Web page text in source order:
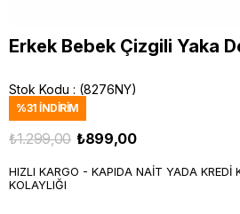
Erkek Bebek Çizgili Yaka
Stok Kodu (8276NY)
%31 İNDIRIM
₺1.299,00 ₺899,00
HIZLI KARGO - KAPIDA NAİT YADA KREDİ
KOLAYLIĞI